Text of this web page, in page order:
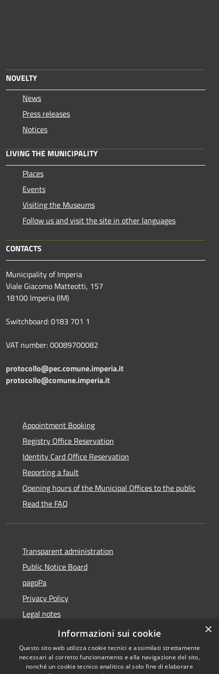
NOVELTY
News
Press releases
Notices
LIVING THE MUNICIPALITY
Places
Events
Visiting the Museums
Follow us and visit the site in other languages
CONTACTS
Municipality of Imperia
Viale Giacomo Matteotti, 157
18100 Imperia (IM)
Switchboard: 0183 701 1
VAT number: 00089700082
protocollo@pec.comune.imperia.it
protocollo@comune.imperia.it
Appointment Booking
Registry Office Reservation
Identity Card Office Reservation
Reporting a fault
Opening hours of the Municipal Offices to the public
Read the FAQ
Transparent administration
Public Notice Board
pagoPa
Privacy Policy
Legal notes
Accessibility Statement
×
Informazioni sui cookie
Questo sito web utilizza cookie tecnici e assimilati strettamente
necessari al corretto funzionamento e alla navigazione del sito,
nonché un cookie tecnico analitico al solo fine di elaborare